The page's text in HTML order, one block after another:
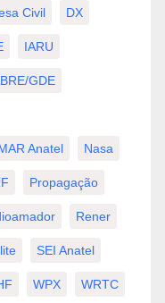
Civil DX
IARU
GDE
Anatel Nasa
Propagação
Rener
SEI Anatel
WPX WRTC